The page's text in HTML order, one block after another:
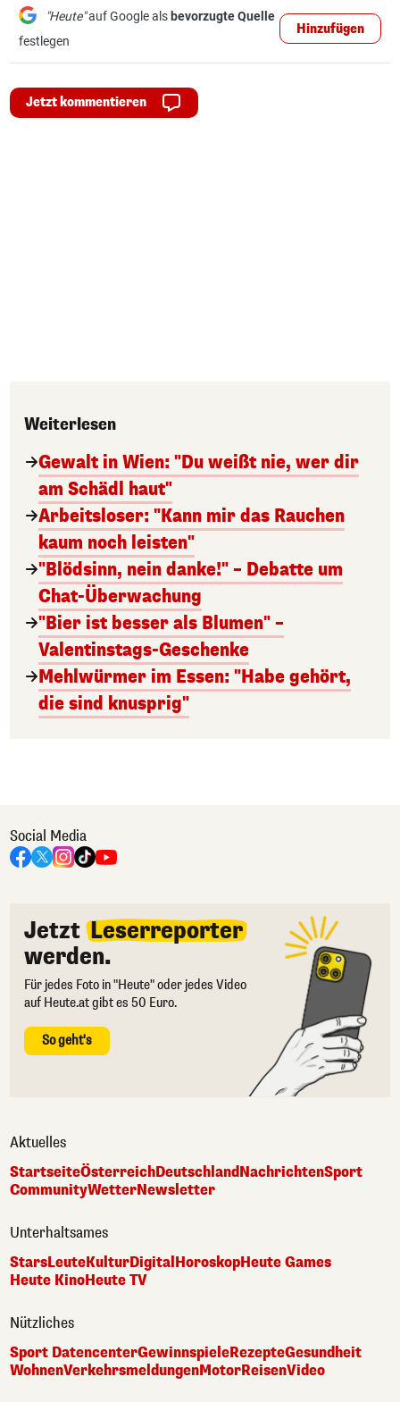
"Heute"auf Google als bevorzugte Quelle
festlegen
Hinzufügen
Jetzt kommentieren
Weiterlesen
Gewalt in Wien: "Du weißt nie, wer dir
am Schädl haut"
Arbeitsloser: "Kann mir das Rauchen
kaum noch leisten"
"Blödsinn, nein danke!" – Debatte um
Chat-Überwachung
"Bier ist besser als Blumen" –
Valentinstags-Geschenke
Mehlwürmer im Essen: "Habe gehört,
die sind knusprig"
Social Media
Jetzt Leserreporter
werden.
Für jedes Foto in "Heute" oder jedes Video
auf Heute.at gibt es 50 Euro.
So geht's
Aktuelles
StartseiteÖsterreichDeutschlandNachrichtenSport
CommunityWetterNewsletter
Unterhaltsames
StarsLeuteKulturDigital HoroskopHeute Games
Heute KinoHeute TV
Nützliches
Sport DatencenterGewinnspieleRezepteGesundheit
WohnenVerkehrsmeldungenMotorReisenVideo